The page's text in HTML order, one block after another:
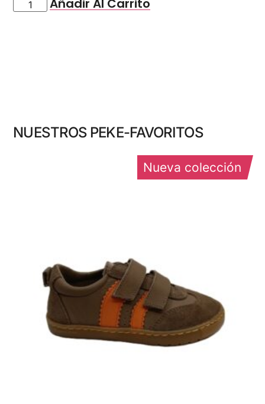
Añadir Al Carrito
NUESTROS PEKE-FAVORITOS
Nueva colección